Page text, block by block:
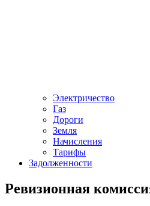
Электричество
Газ
Дороги
Земля
Начисления
Тарифы
Задолженности
Ревизионная